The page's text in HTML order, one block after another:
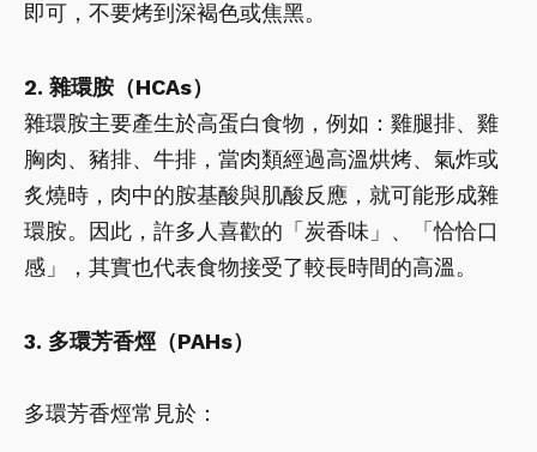
即可，不要烤到深褐色或焦黑。
2. 雜環胺（HCAs）
雜環胺主要產生於高蛋白食物，例如：雞腿排、雞
胸肉、豬排、牛排，當肉類經過高溫烘烤、氣炸或
炙燒時，肉中的胺基酸與肌酸反應，就可能形成雜
環胺。因此，許多人喜歡的「炭香味」、「恰恰口
感」，其實也代表食物接受了較長時間的高溫。
3. 多環芳香烴（PAHs）
多環芳香烴常見於：